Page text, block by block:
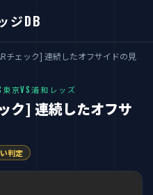
ジDB
チェック] 連続したオフサイドの見
京VS浦和レッズ
ク] 連続したオフサ
判定